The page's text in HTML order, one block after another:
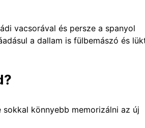
vacsorával és persze a spanyol
a dallam is fülbemászó és
könnyebb memorizálni az új